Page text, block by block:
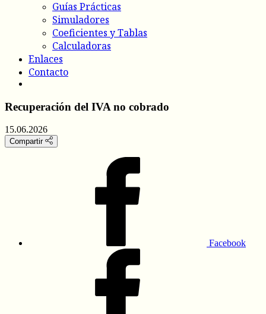
Guías Prácticas
Simuladores
Coeficientes y Tablas
Calculadoras
Enlaces
Contacto
Recuperación del IVA no cobrado
15.06.2026
Compartir
Facebook